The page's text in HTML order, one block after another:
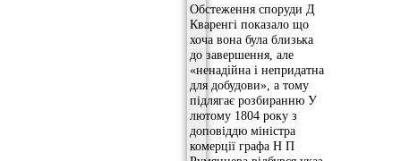
Обстеження споруди Д
Кваренгі показало що
хоча вона була близька
до завершення, але
«ненадійна і непридатна
для добудови», а тому
підлягає розбиранню У
лютому 1804 року з
доповіддю міністра
комерції графа Н П